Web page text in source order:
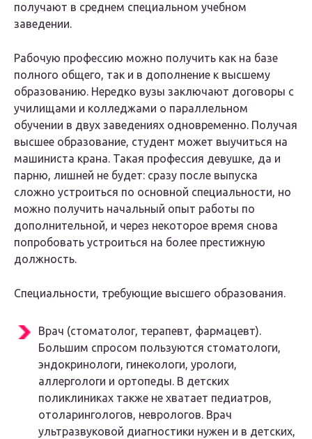
получают в среднем специальном учебном
заведении.
Рабочую профессию можно получить как на базе
полного общего, так и в дополнение к высшему
образованию. Нередко вузы заключают договоры с
училищами и колледжами о параллельном
обучении в двух заведениях одновременно. Получая
высшее образование, студент может выучиться на
машиниста крана. Такая профессия девушке, да и
парню, лишней не будет: сразу после выпуска
сложно устроиться по основной специальности, но
можно получить начальный опыт работы по
дополнительной, и через некоторое время снова
попробовать устроиться на более престижную
должность.
Специальности, требующие высшего образования.
Врач (стоматолог, терапевт, фармацевт).
Большим спросом пользуются стоматологи,
эндокринологи, гинекологи, урологи,
аллергологи и ортопеды. В детских
поликлиниках также не хватает педиатров,
отоларингологов, неврологов. Врач
ультразвуковой диагностики нужен и в детских,